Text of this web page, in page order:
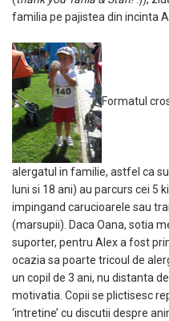
familia pe pajistea din incinta
Formatul
alergatul in familie, astfel ca
luni si 18 ani) au parcurs cei 5
impingand carucioarele sau
(marsupii). Daca Oana, sotia
suporter, pentru Alex a fost
ocazia sa poarte tricoul de
un copil de 3 ani, nu distanta
motivatia. Copii se plictisesc
‘intretine’ cu discutii despre